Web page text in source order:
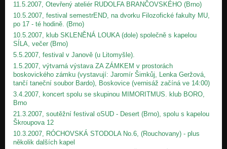
11.5.2007, Otevřený ateliér RUDOLFA BRANČOVSKÉHO (Brno)
10.5.2007, festival semestrEND, na dvorku Filozofické fakulty MU,
po 17 - té hodině. (Brno)
10.5.2007, klub SKLENĚNÁ LOUKA (dole) společně s kapelou
SÍLA, večer (Brno)
5.5.2007, festival v Janově (u Litomyšle).
1.5.2007, výtvarná výstava ZA ZÁMKEM v prostorách
boskovického zámku (vystavují: Jaromír Šimkůj, Lenka Geržová,
tančí taneční soubor Bardo), Boskovice (vernisáž začíná ve 14:00)
3.4.2007, koncert spolu se skupinou MIMORITMUS. klub BORO,
Brno
21.3.2007, soutěžní festival oSUD - Desert (Brno), spolu s kapelou
Škroupova 12
10.3.2007, RÓCHOVSKÁ STODOLA No.6, (Rouchovany) - plus
několik dalších kapel